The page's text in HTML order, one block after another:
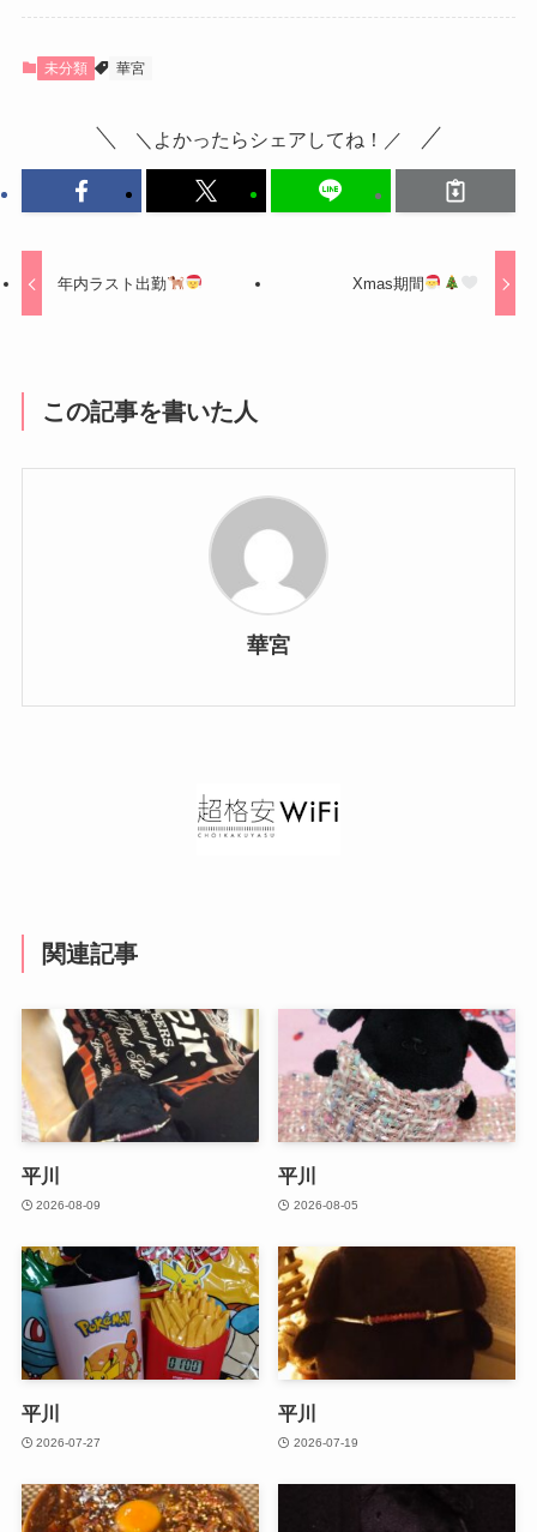
未分類 華宮
＼よかったらシェアしてね！／
年内ラスト出勤 Xmas期間
この記事を書いた人
華宮
関連記事
平川
2026-08-09
平川
2026-08-05
平川
2026-07-27
平川
2026-07-19